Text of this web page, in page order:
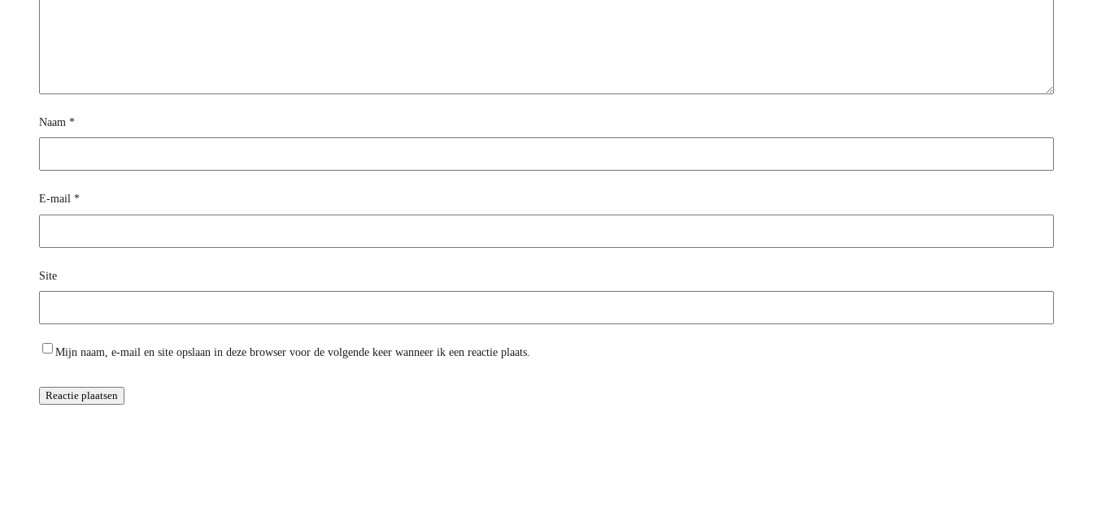
Naam *
E-mail *
Site
Mijn naam, e-mail en site opslaan in deze browser voor de volgende keer wanneer ik een reactie plaats.